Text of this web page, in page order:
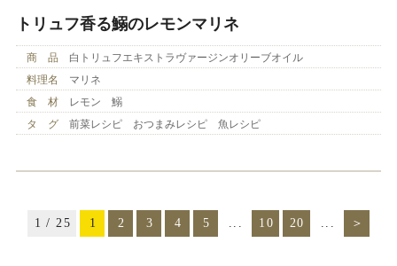
トリュフ香る鰯のレモンマリネ
商 品
白トリュフエキストラヴァージンオリーブオイル
料理名
マリネ
食 材
レモン 鰯
タ グ
前菜レシピ おつまみレシピ 魚レシピ
1 / 25 1 2 3 4 5 ... 10 20 ... ＞